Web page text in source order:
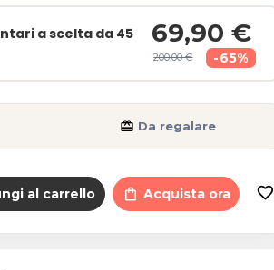
a scelta da 45 69,90 €
200,00 € -65%
card_giftcard Da regalare
al carrello shopping_bag Acquista ora favorite_border